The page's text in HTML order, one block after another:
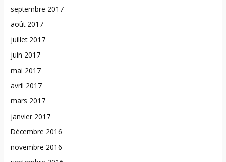
septembre 2017
août 2017
juillet 2017
juin 2017
mai 2017
avril 2017
mars 2017
janvier 2017
Décembre 2016
novembre 2016